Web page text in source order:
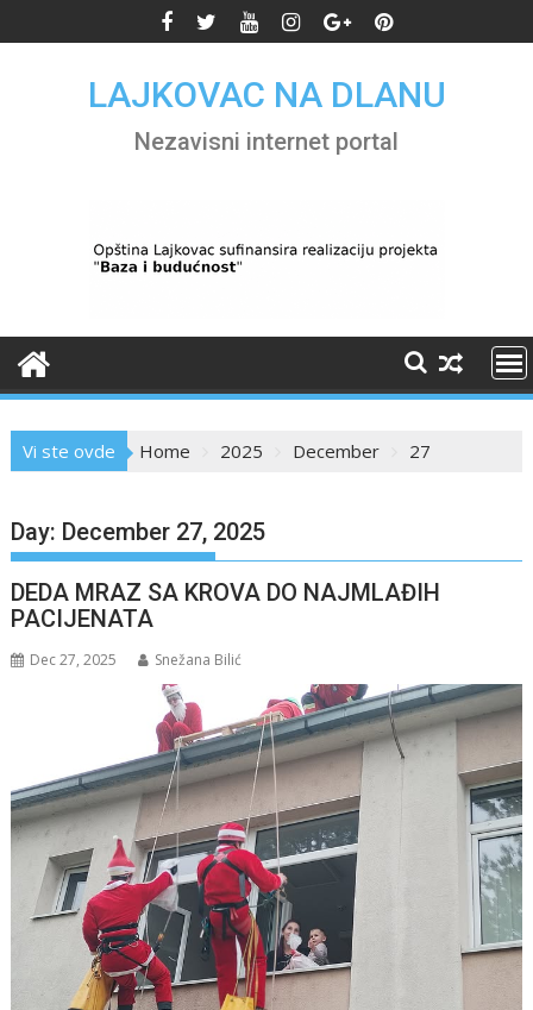
to
LAJKOVAC NA DLANU
Nezavisni internet portal
Vi ste ovde Home 2025 December 27
Day: December 27, 2025
DEDA MRAZ SA KROVA DO NAJMLAĐIH
PACIJENATA
Dec 27, 2025 Snežana Bilić